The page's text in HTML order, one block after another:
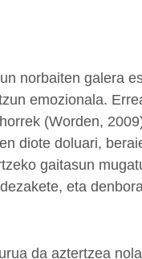
norbaiten galera
emozionala.
(Worden,
diote doluari,
gaitasun
eta
da aztertzea